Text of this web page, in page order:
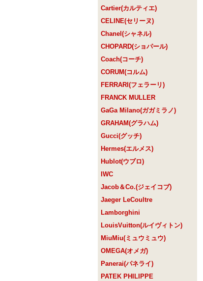
Cartier(カルティエ)
CELINE(セリーヌ)
Chanel(シャネル)
CHOPARD(ショパール)
Coach(コーチ)
CORUM(コルム)
FERRARI(フェラーリ)
FRANCK MULLER
GaGa Milano(ガガミラノ)
GRAHAM(グラハム)
Gucci(グッチ)
Hermes(エルメス)
Hublot(ウブロ)
IWC
Jacob＆Co.(ジェイコブ)
Jaeger LeCoultre
Lamborghini
LouisVuitton(ルイヴィトン)
MiuMiu(ミュウミュウ)
OMEGA(オメガ)
Panerai(パネライ)
PATEK PHILIPPE